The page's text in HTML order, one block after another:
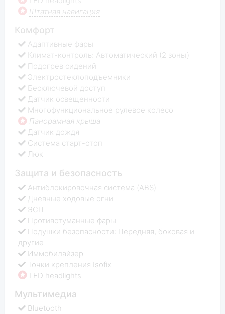
Штатная навигация
Комфорт
Адаптивные фары
Климат-контроль: Автоматический (2 зоны)
Подогрев сидений
Электростеклоподъемники
Бесключевой доступ
Датчик освещенности
Многофункциональное рулевое колесо
Панорамная крыша
Датчик дождя
Система старт-стоп
Люк
Защита и безопасность
Антиблокировочная система (ABS)
Дневные ходовые огни
ЭСП
Противотуманные фары
Подушки безопасности: Передняя, боковая и
другие
Иммобилайзер
Точки крепления Isofix
LED headlights
Мультимедиа
Bluetooth